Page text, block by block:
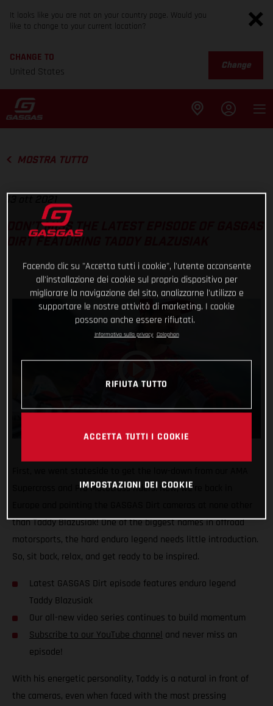
It looks like you are not on your country page. Would you
like to change to your current location?
CHANGE TO
United States
Change
MOSTRA TUTTO
DON’T MISS THE LATEST EPISODE OF GASGAS
Supercross and Pro Motocross riders. Now, we’re back in
than Taddy Blazusiak! One of the biggest names in offroad
motorsports, the hard enduro legend needs little introduction.
So, sit back, relax, and get ready to be inspired.
Latest GASGAS Dirt episode features enduro legend
Taddy Blazusiak
Our all-new video series continues to build momentum
Subscribe to our YouTube channel and never miss an
episode!
With his energetic personality, Taddy is a natural in front of
the cameras, even when faced with the most pressing
Facendo clic su "Accetta tutti i cookie", l'utente acconsente
all'installazione dei cookie sul proprio dispositivo per
migliorare la navigazione del sito, analizzarne l'utilizzo e
supportare le nostre attività di marketing. I cookie
possono anche essere rifiutati.
Informativa sulla privacy Colophon
RIFIUTA TUTTO
ACCETTA TUTTI I COOKIE
IMPOSTAZIONI DEI COOKIE